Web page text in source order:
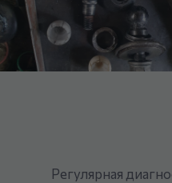
Регулярная